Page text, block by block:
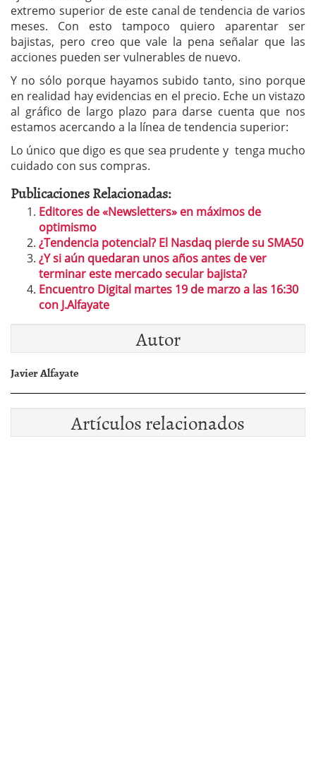
extremo superior de este canal de tendencia de varios
meses. Con esto tampoco quiero aparentar ser
bajistas, pero creo que vale la pena señalar que las
acciones pueden ser vulnerables de nuevo.
Y no sólo porque hayamos subido tanto, sino porque
en realidad hay evidencias en el precio. Eche un vistazo
al gráfico de largo plazo para darse cuenta que nos
estamos acercando a la línea de tendencia superior:
Lo único que digo es que sea prudente y tenga mucho
cuidado con sus compras.
Publicaciones Relacionadas:
Editores de «Newsletters» en máximos de
optimismo
¿Tendencia potencial? El Nasdaq pierde su SMA50
¿Y si aún quedaran unos años antes de ver
terminar este mercado secular bajista?
Encuentro Digital martes 19 de marzo a las 16:30
con J.Alfayate
Autor
Javier Alfayate
Artículos relacionados